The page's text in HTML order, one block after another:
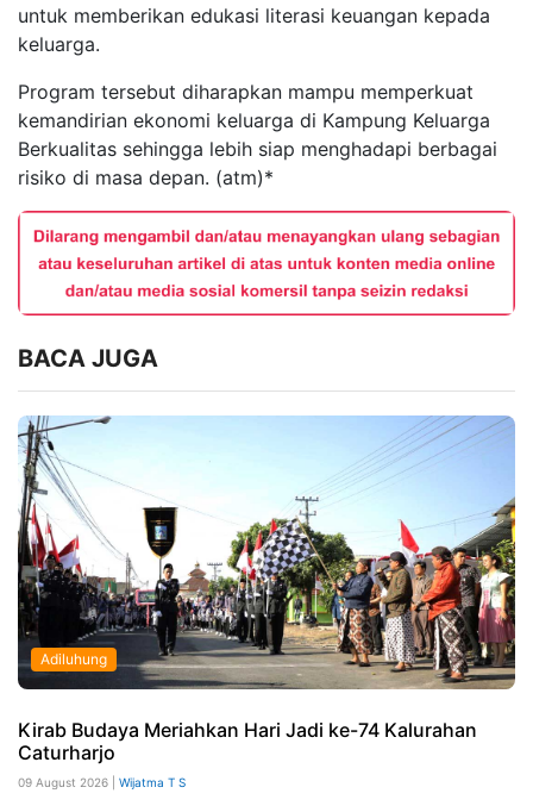
untuk memberikan edukasi literasi keuangan kepada
keluarga.
Program tersebut diharapkan mampu memperkuat
kemandirian ekonomi keluarga di Kampung Keluarga
Berkualitas sehingga lebih siap menghadapi berbagai
risiko di masa depan. (atm)*
BACA JUGA
Adiluhung
Kirab Budaya Meriahkan Hari Jadi ke-74 Kalurahan
Caturharjo
09 August 2026 | Wijatma T S